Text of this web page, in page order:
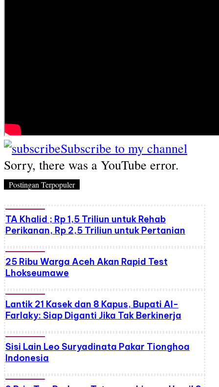
Subscribe to my channel
Sorry, there was a YouTube error.
Postingan Terpopuler
TA Khalid ; Rp 1,5 Triliun untuk Rehab
Perikanan, Rp 2,5 Triliun untuk Pertanian
25 Ribu Warga Aceh Akan Rapid Test
Lhokseumawe
Lantik 21 Kasek dan 8 Kapus, Bupati Al-
Farlaky: Siap Diganti Jika Tak Berkinerja
Sisi Lain Leo Suryadinata Pakar Tionghoa
Indonesia